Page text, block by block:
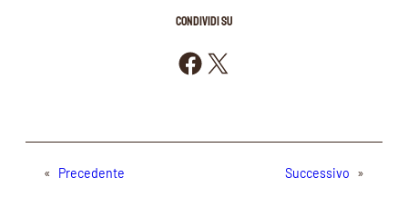
CONDIVIDI SU
Condividi su Facebook
Condividi su X
« Precedente Successivo »